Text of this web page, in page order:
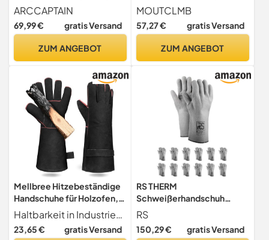
cm, echte Farbe,
automatische
Verdunkelung, mit Licht,
Schweißhaube, 4
breiter Schatten 4/5-9/9-
13 für Stick MIG
ARCCAPTAIN
69,99 € gratis Versand
ZUM ANGEBOT
verstärktes Leder,
Schweißhandschuhe,
Hitze-, Verschleiß-,
Haustiertraining,
Vogelhandhabung,
Falkenhandschuhe, Gelb
MOUTCLMB
57,27 € gratis Versand
ZUM ANGEBOT
Mellbree Hitzebeständige
Handschuhe für Holzofen,
Vollleder, strapazierfähig,
für Holzbrenner,
Mehrkraftstofföfen, Grills
Haltbarkeit in Industriequalität verstärkt mit Kevlar-Faden für extreme Hitzebeständigkeit, das schwarze Leder sieht sauber aus ideal für unordentliche Kohlehandhabung ohne offensichtliche Flecken.
23,65 € gratis Versand
RS THERM
Schweißerhandschuh
MontageHandschuhe aus
gemischter Baumwolle und
Polyester/Größe 11, 12
RS
150,29 € gratis Versand